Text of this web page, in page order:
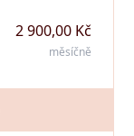
2 900,00 Kč
měsíčně